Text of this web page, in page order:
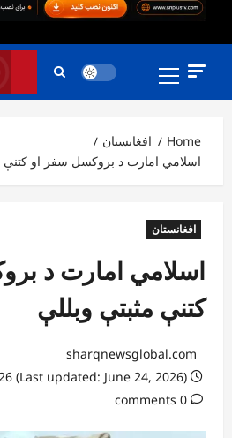
Primary
Home
افغانستان
اسلامي امارت د بروکسل سفر او کتنې
افغانستان
اسلامي امارت د
کتنې مثبتې وبللې
sharqnewsglobal.com
0 comments